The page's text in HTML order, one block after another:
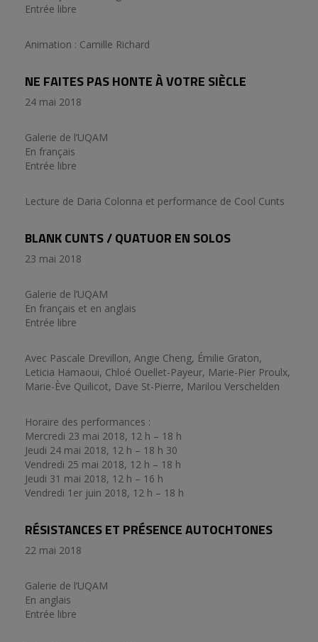
Entrée libre
Animation : Camille Richard
NE FAITES PAS HONTE À VOTRE SIÈCLE
24 mai 2018
Galerie de l’UQAM
En français
Entrée libre
Lecture de Daria Colonna et performance de Cool Cunts
BLANK CUNTS / QUATUOR EN SOLOS
23 mai 2018
Galerie de l’UQAM
En français et en anglais
Entrée libre
Avec Pascale Drevillon, Angie Cheng, Émilie Graton,
Leticia Hamaoui, Chloé Ouellet-Payeur, Marie-Pier Proulx,
Marie-Ève Quilicot, Dave St-Pierre, Marilou Verschelden
Horaire des performances :
Mercredi 23 mai 2018, 12 h – 18 h
Jeudi 24 mai 2018, 12 h – 18 h 30
Vendredi 25 mai 2018, 12 h – 18 h
Jeudi 31 mai 2018, 12 h – 16 h
Vendredi 1er juin 2018, 12 h – 18 h
RÉSISTANCES ET PRÉSENCE AUTOCHTONES
22 mai 2018
Galerie de l’UQAM
En anglais
Entrée libre